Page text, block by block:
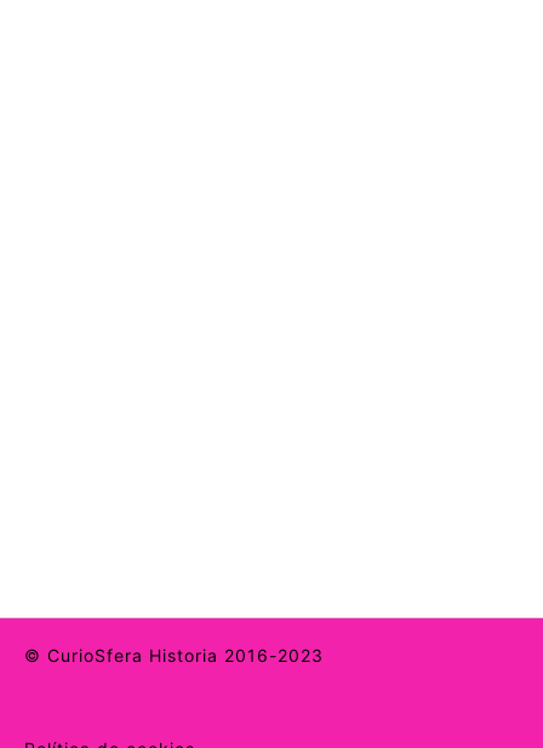
© CurioSfera Historia 2016-2023